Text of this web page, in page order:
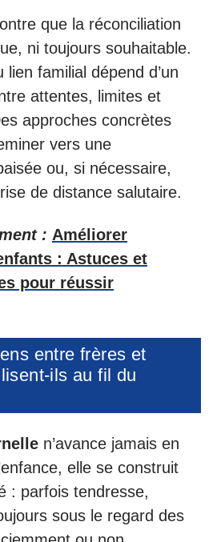
que la réconciliation
ni toujours souhaitable.
familial dépend d’un
attentes, limites et
approches concrètes
vers une
ou, si nécessaire,
de distance salutaire.
: Améliorer
: Astuces et
pour réussir
entre frères et
ils au fil du
n’avance jamais en
elle se construit
: parfois tendresse,
sous le regard des